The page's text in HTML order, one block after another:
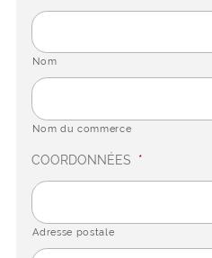
Nom
Nom du commerce
COORDONNÉES *
Adresse postale